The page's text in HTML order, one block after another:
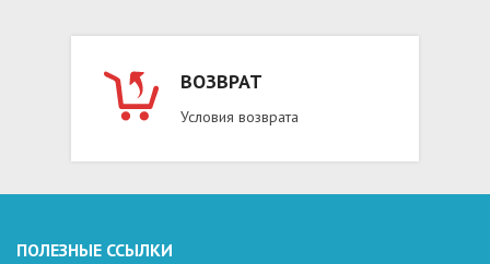
ВОЗВРАТ
Условия возврата
ПОЛЕЗНЫЕ ССЫЛКИ